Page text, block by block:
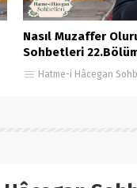
Nasıl Muzaffer
Sohbetleri
Hatme-i Hâcegan